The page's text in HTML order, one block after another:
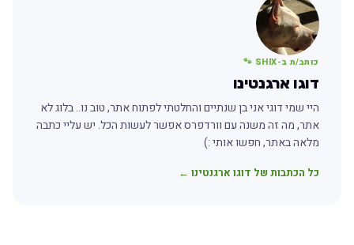
כותב/ת ב-SHIX 🐾
דוגו ארגנטינו
היי שמי דוגי אני בן שנתיים והחלטתי לפתוח אתר, טוב נו.. בלוג לא
אתר, מה זה משנה עם וורדפרס אפשר לעשות הכל. יש עליי כתבה
מלאה באתר, חפשו אותי :)
כל הכתבות של דוגו ארגנטינו ←